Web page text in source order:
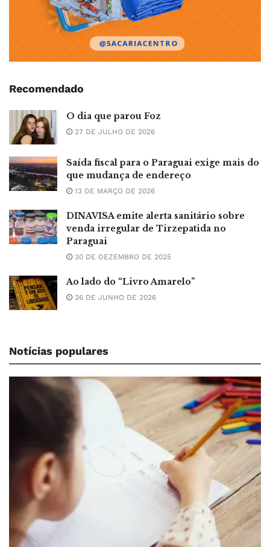
Recomendado
O dia que parou Foz
27 DE JULHO DE 2026
Saída fiscal para o Paraguai exige mais do
que mudança de endereço
13 DE MARÇO DE 2026
DINAVISA emite alerta sanitário sobre
venda irregular de Tirzepatida no
Paraguai
30 DE DEZEMBRO DE 2025
Ao lado do “Livro Amarelo”
26 DE JUNHO DE 2026
Notícias populares